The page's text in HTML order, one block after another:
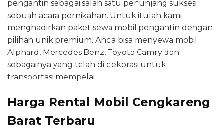
pengantin sebagai salah satu penunjang suksesi
sebuah acara pernikahan. Untuk itulah kami
menghadirkan paket sewa mobil pengantin dengan
pilihan unik premium. Anda bisa menyewa mobil
Alphard, Mercedes Benz, Toyota Camry dan
sebagainya yang telah di dekorasi untuk
transportasi mempelai.
Harga Rental Mobil Cengkareng
Barat Terbaru